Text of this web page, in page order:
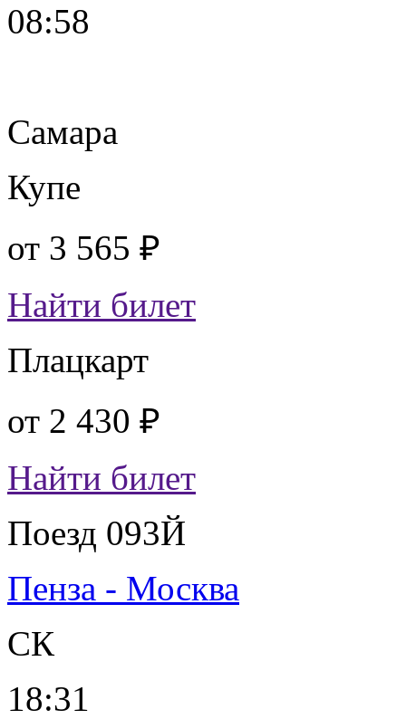
08:58
Самара
Купе
от 3 565 ₽
Найти билет
Плацкарт
от 2 430 ₽
Найти билет
Поезд 093Й
Пенза - Москва
СК
18:31